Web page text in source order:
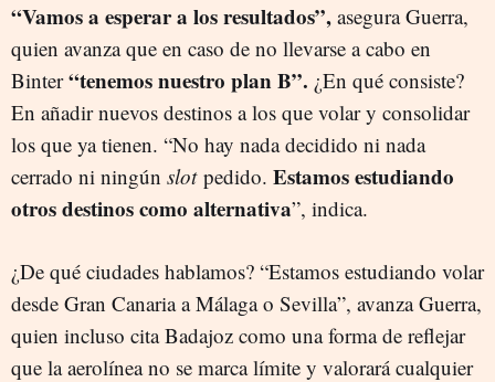
“Vamos a esperar a los resultados”, asegura Guerra,
quien avanza que en caso de no llevarse a cabo en
Binter“tenemos nuestro plan B”. ¿En qué consiste?
En añadir nuevos destinos a los que volar y consolidar
los que ya tienen. “No hay nada decidido ni nada
cerrado ni ningún slotpedido. Estamos estudiando
otros destinos como alternativa”, indica.
¿De qué ciudades hablamos? “Estamos estudiando volar
desde Gran Canaria a Málaga o Sevilla”, avanza Guerra,
quien incluso cita Badajoz como una forma de reflejar
que la aerolínea no se marca límite y valorará cualquier